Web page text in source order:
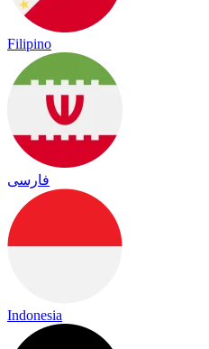
Filipino
فارسی
Indonesia